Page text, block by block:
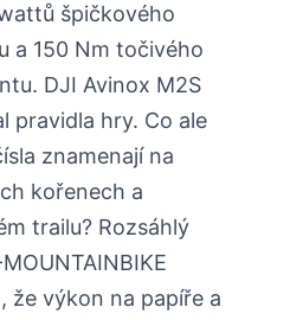
špičkového
a 150 Nm točivého
DJI Avinox M2S
pravidla hry. Co ale
znamenají na
kořenech a
trailu? Rozsáhlý
že výkon na papíře a